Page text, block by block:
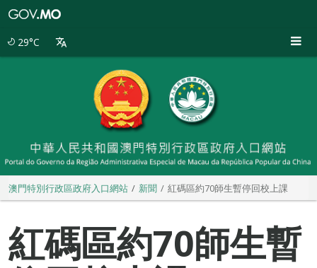
29°C
澳門特別行政區政府入口網站 新聞 紅碼區約70師生暫停回校上課
紅碼區約70師生暫